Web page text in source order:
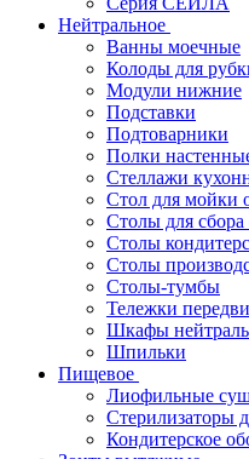
Нейтральное
Ванны моечные
Колоды для
Модули нижние
Подставки
Подтоварники
Полки
Стеллажи
Стол для мойки
Столы для сбора
Столы
Столы
Столы-тумбы
Тележки
Шкафы
Шпильки
Пищевое
Лиофильные
Стерилизаторы
Кондитерское